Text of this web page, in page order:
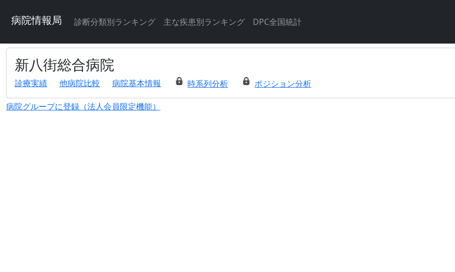
病院情報局 診断分類別ランキング 主な疾患別ランキング DPC全国統計
新八街総合病院
診療実績 他病院比較 病院基本情報 時系列分析 ポジション分析
病院グループに登録（法人会員限定機能）